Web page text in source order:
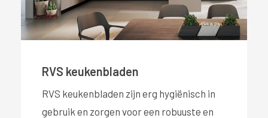
RVS keukenbladen
RVS keukenbladen zijn erg hygiënisch in
gebruik en zorgen voor een robuuste en